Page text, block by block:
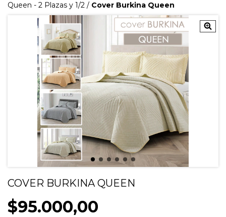
Queen - 2 Plazas y 1/2 / Cover Burkina Queen
COVER BURKINA QUEEN
$95.000,00